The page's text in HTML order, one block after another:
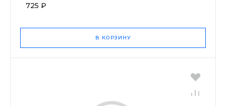
725 ₽
В КОРЗИНУ